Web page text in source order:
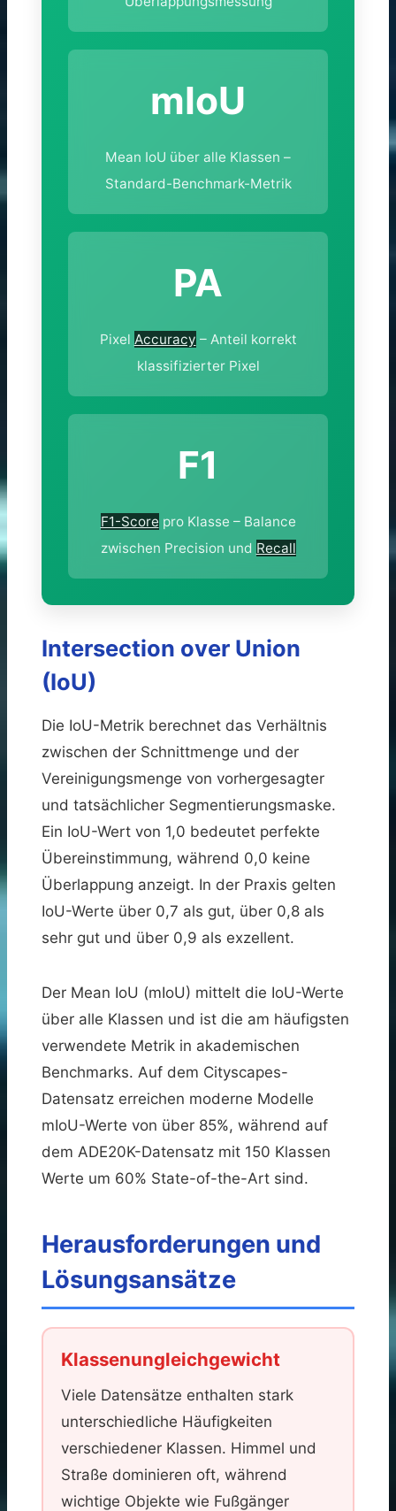
mIoU
Mean IoU über alle Klassen –
Standard-Benchmark-Metrik
PA
Pixel Accuracy – Anteil korrekt
klassifizierter Pixel
F1
F1-Score pro Klasse – Balance
zwischen Precision und Recall
Intersection over Union
(IoU)
Die IoU-Metrik berechnet das Verhältnis
zwischen der Schnittmenge und der
Vereinigungsmenge von vorhergesagter
und tatsächlicher Segmentierungsmaske.
Ein IoU-Wert von 1,0 bedeutet perfekte
Übereinstimmung, während 0,0 keine
Überlappung anzeigt. In der Praxis gelten
IoU-Werte über 0,7 als gut, über 0,8 als
sehr gut und über 0,9 als exzellent.
Der Mean IoU (mIoU) mittelt die IoU-Werte
über alle Klassen und ist die am häufigsten
verwendete Metrik in akademischen
Benchmarks. Auf dem Cityscapes-
Datensatz erreichen moderne Modelle
mIoU-Werte von über 85%, während auf
dem ADE20K-Datensatz mit 150 Klassen
Werte um 60% State-of-the-Art sind.
Herausforderungen und
Lösungsansätze
Klassenungleichgewicht
Viele Datensätze enthalten stark
unterschiedliche Häufigkeiten
verschiedener Klassen. Himmel und
Straße dominieren oft, während
wichtige Objekte wie Fußgänger